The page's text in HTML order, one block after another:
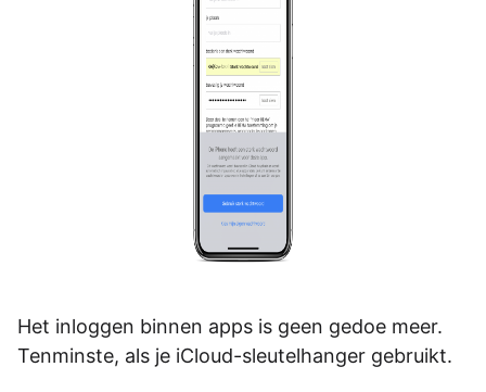
Het inloggen binnen apps is geen gedoe meer.
Tenminste, als je iCloud-sleutelhanger gebruikt.